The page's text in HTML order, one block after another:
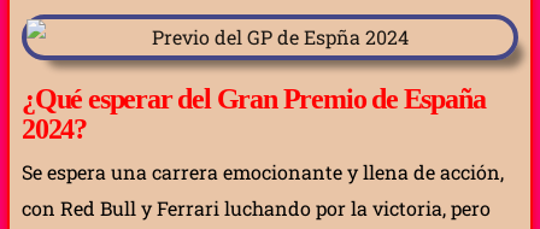
¿Qué esperar del Gran Premio de España
2024?
Se espera una carrera emocionante y llena de acción,
con Red Bull y Ferrari luchando por la victoria, pero